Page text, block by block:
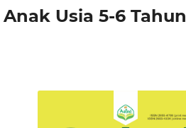
Usia 5-6 Tahun